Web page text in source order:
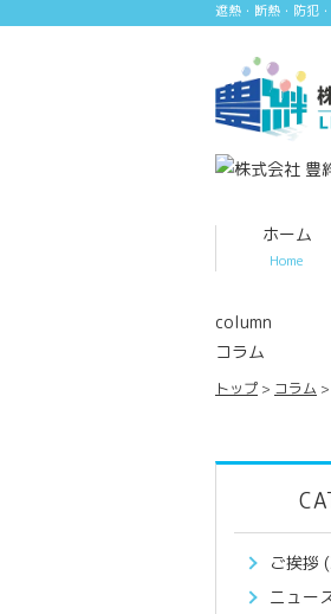
遮熱・断熱・防犯
ホーム
Home
column
コラム
トップ コラム
ご挨拶
ニュー